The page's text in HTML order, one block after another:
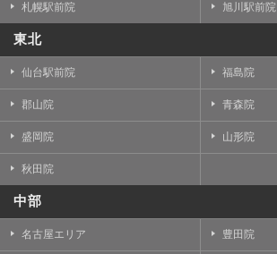
札幌駅前院 旭川駅前院
東北
仙台駅前院 福島院
郡山院 青森院
盛岡院 山形院
秋田院
中部
名古屋エリア 豊田院